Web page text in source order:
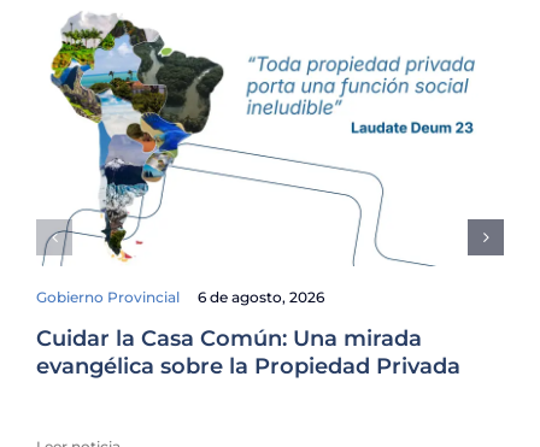
Gobierno Provincial 6 de agosto, 2026
Cuidar la Casa Común: Una mirada
evangélica sobre la Propiedad Privada